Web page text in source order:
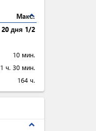
expand_less
Maкс.
20 дня 1/2
10 мин.
1 ч. 30 мин.
164 ч.
expand_less